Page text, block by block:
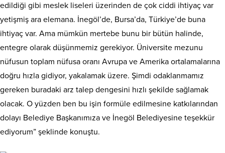
edildiği gibi meslek liseleri üzerinden de çok ciddi ihtiyaç var
yetişmiş ara elemana. İnegöl’de, Bursa’da, Türkiye’de buna
ihtiyaç var. Ama mümkün mertebe bunu bir bütün halinde,
entegre olarak düşünmemiz gerekiyor. Üniversite mezunu
nüfusun toplam nüfusa oranı Avrupa ve Amerika ortalamalarına
doğru hızla gidiyor, yakalamak üzere. Şimdi odaklanmamız
gereken buradaki arz talep dengesini hızlı şekilde sağlamak
olacak. O yüzden ben bu işin formüle edilmesine katkılarından
dolayı Belediye Başkanımıza ve İnegöl Belediyesine teşekkür
ediyorum” şeklinde konuştu.